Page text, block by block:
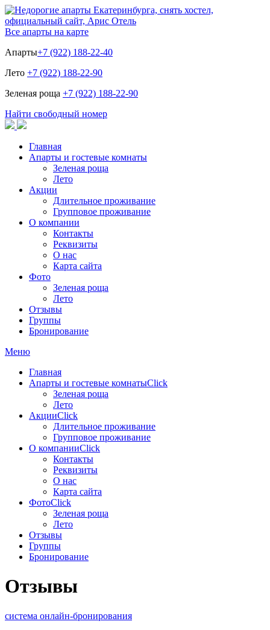
Все апарты на карте
Апарты+7 (922) 188-22-40
Лето +7 (922) 188-22-90
Зеленая роща +7 (922) 188-22-90
Найти свободный номер
Главная
Апарты и гостевые комнаты
Зеленая роща
Лето
Акции
Длительное проживание
Групповое проживание
О компании
Контакты
Реквизиты
О нас
Карта сайта
Фото
Зеленая роща
Лето
Отзывы
Группы
Бронирование
Меню
Главная
Апарты и гостевые комнатыClick
Зеленая роща
Лето
АкцииClick
Длительное проживание
Групповое проживание
О компанииClick
Контакты
Реквизиты
О нас
Карта сайта
ФотоClick
Зеленая роща
Лето
Отзывы
Группы
Бронирование
Отзывы
система онлайн-бронирования